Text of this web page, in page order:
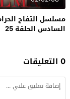
مسلسل التفاح
السادس الحلقة 25
0 التعليقات